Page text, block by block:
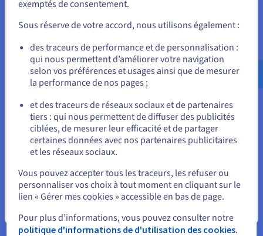
besoins. Ajoutez des vCPU, de la RAM ou du stockage
NVMe en un clic, sans migration nécessaire, pour
Fiable et accessible
Chaque VPS repose sur une infrastructure redondée à
l’échelle mondiale, avec un engagement de niveau de
service (SLA) de 99,9 %. De plus, l’implantation de nos
datacenters dans plusieurs régions vous permet de
choisir une localisation proche de vos utilisateurs,
réduisant la latence et renforçant la fiabilité de vos
services.
Pour commander, rendez-vous sur le site de votre pays (États-
Allez sur le site États-Unis
us.ovhcloud.com/
Anglais USD - $
ou
Rester sur le site actuel
Sélectionner un autre site web
exemptés de consentement.
Sous réserve de votre accord, nous utilisons également :
des traceurs de performance et de personnalisation :
qui nous permettent d’améliorer votre navigation
selon vos préférences et usages ainsi que de mesurer
la performance de nos pages ;
et des traceurs de réseaux sociaux et de partenaires
tiers : qui nous permettent de diffuser des publicités
ciblées, de mesurer leur efficacité et de partager
certaines données avec nos partenaires publicitaires
et les réseaux sociaux.
Vous pouvez accepter tous les traceurs, les refuser ou
personnaliser vos choix à tout moment en cliquant sur le
lien « Gérer mes cookies » accessible en bas de page.
Pour plus d’informations, vous pouvez consulter notre
politique d'informations de d'utilisation des cookies.